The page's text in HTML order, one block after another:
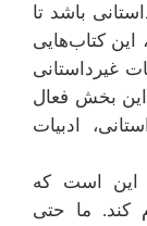
باشد تا
این کتاب‌هایی
غیرداستانی
بخش فعال
ادبیات
این است که
کند. ما حتی